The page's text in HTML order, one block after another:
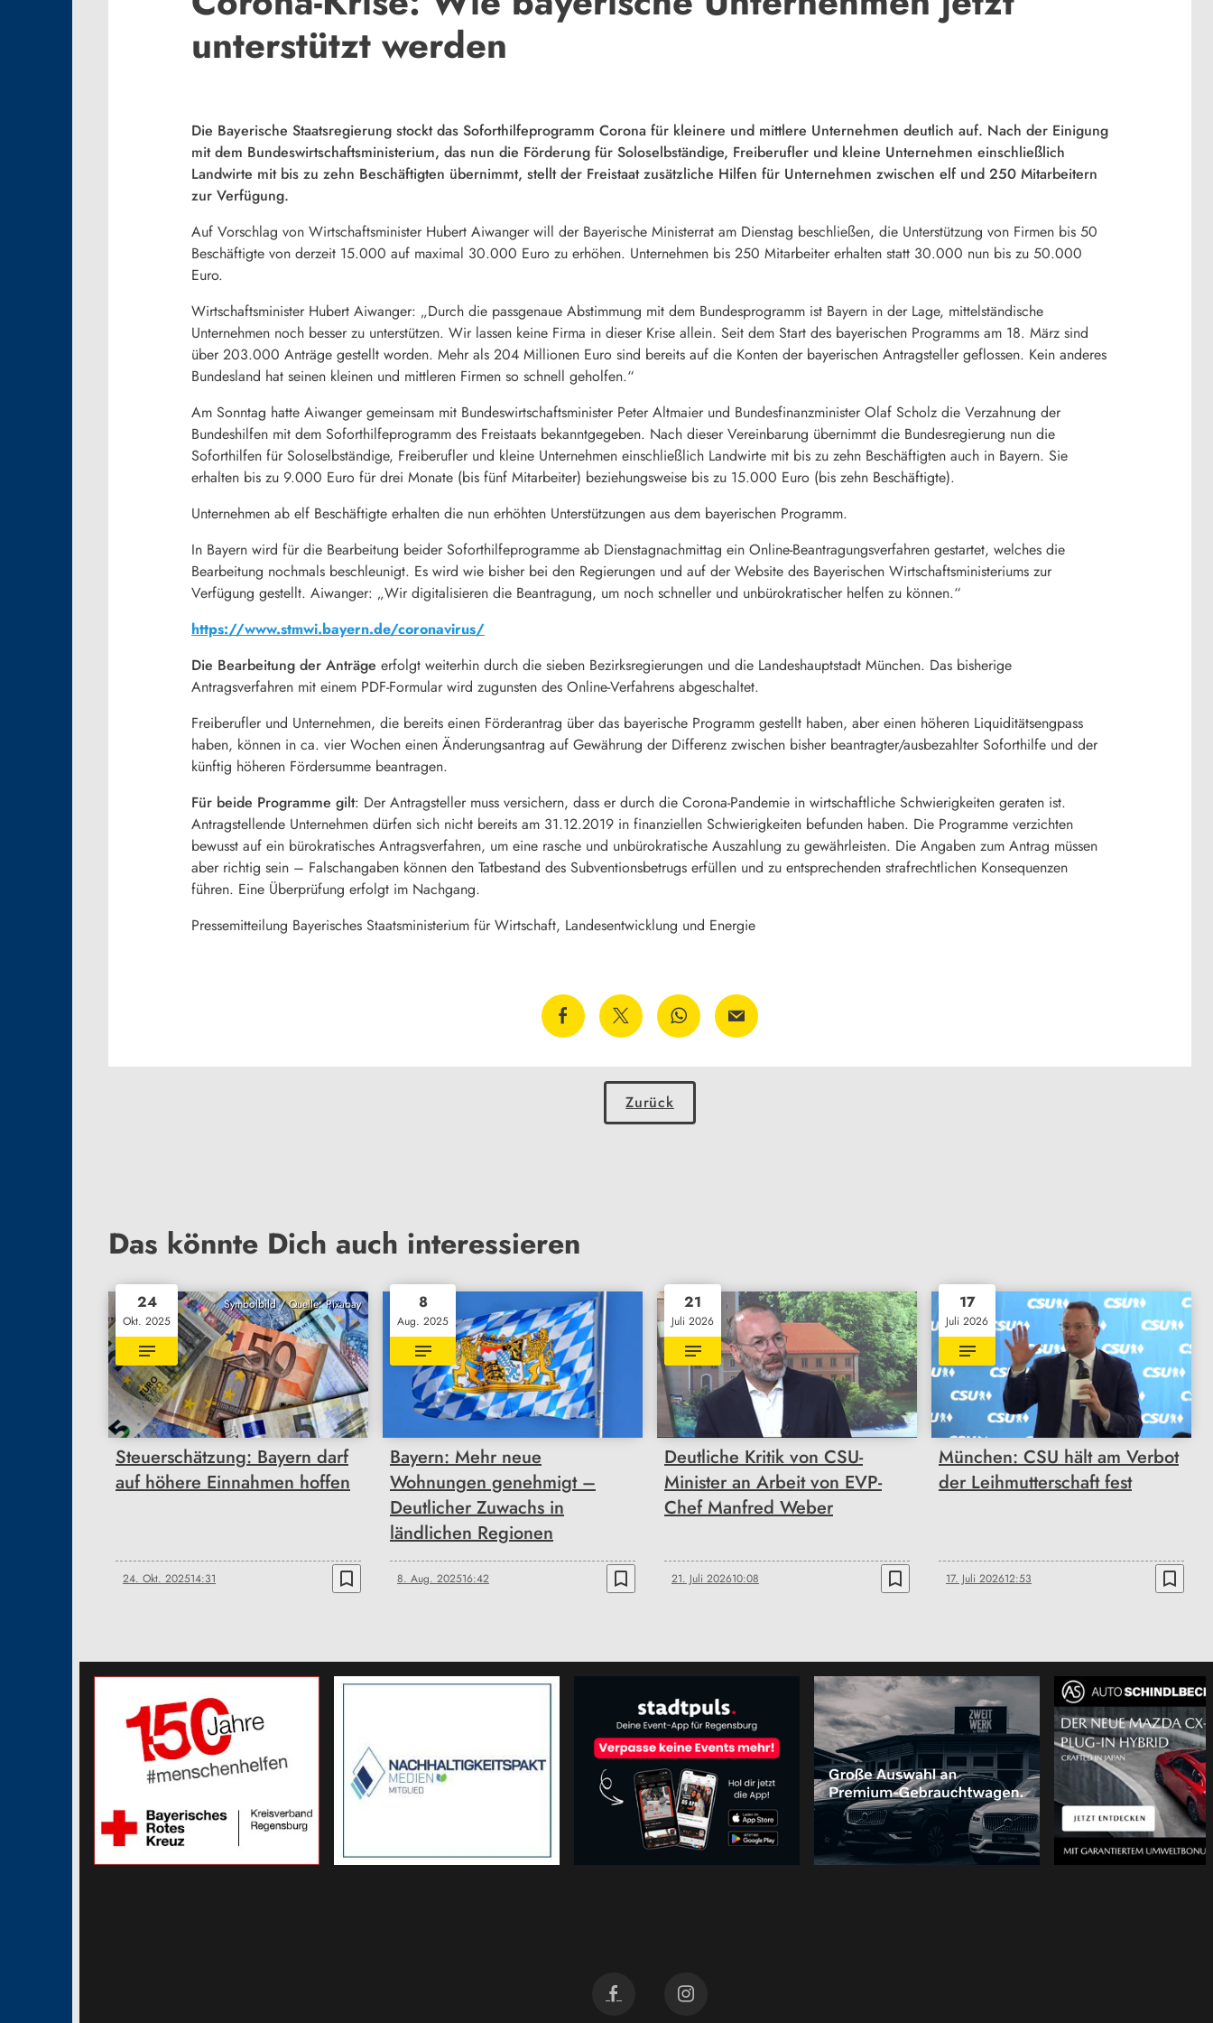
unterstützt werden
Die Bayerische Staatsregierung stockt das Soforthilfeprogramm Corona für kleinere und mittlere Unternehmen deutlich auf. Nach der Einigung
mit dem Bundeswirtschaftsministerium, das nun die Förderung für Soloselbständige, Freiberufler und kleine Unternehmen einschließlich
Landwirte mit bis zu zehn Beschäftigten übernimmt, stellt der Freistaat zusätzliche Hilfen für Unternehmen zwischen elf und 250 Mitarbeitern
zur Verfügung.
Auf Vorschlag von Wirtschaftsminister Hubert Aiwanger will der Bayerische Ministerrat am Dienstag beschließen, die Unterstützung von Firmen bis 50
Beschäftigte von derzeit 15.000 auf maximal 30.000 Euro zu erhöhen. Unternehmen bis 250 Mitarbeiter erhalten statt 30.000 nun bis zu 50.000
Euro.
Wirtschaftsminister Hubert Aiwanger: „Durch die passgenaue Abstimmung mit dem Bundesprogramm ist Bayern in der Lage, mittelständische
Unternehmen noch besser zu unterstützen. Wir lassen keine Firma in dieser Krise allein. Seit dem Start des bayerischen Programms am 18. März sind
über 203.000 Anträge gestellt worden. Mehr als 204 Millionen Euro sind bereits auf die Konten der bayerischen Antragsteller geflossen. Kein anderes
Bundesland hat seinen kleinen und mittleren Firmen so schnell geholfen.“
Am Sonntag hatte Aiwanger gemeinsam mit Bundeswirtschaftsminister Peter Altmaier und Bundesfinanzminister Olaf Scholz die Verzahnung der
Bundeshilfen mit dem Soforthilfeprogramm des Freistaats bekanntgegeben. Nach dieser Vereinbarung übernimmt die Bundesregierung nun die
Soforthilfen für Soloselbständige, Freiberufler und kleine Unternehmen einschließlich Landwirte mit bis zu zehn Beschäftigten auch in Bayern. Sie
erhalten bis zu 9.000 Euro für drei Monate (bis fünf Mitarbeiter) beziehungsweise bis zu 15.000 Euro (bis zehn Beschäftigte).
Unternehmen ab elf Beschäftigte erhalten die nun erhöhten Unterstützungen aus dem bayerischen Programm.
In Bayern wird für die Bearbeitung beider Soforthilfeprogramme ab Dienstagnachmittag ein Online-Beantragungsverfahren gestartet, welches die
Bearbeitung nochmals beschleunigt. Es wird wie bisher bei den Regierungen und auf der Website des Bayerischen Wirtschaftsministeriums zur
Verfügung gestellt. Aiwanger: „Wir digitalisieren die Beantragung, um noch schneller und unbürokratischer helfen zu können.“
https://www.stmwi.bayern.de/coronavirus/
Die Bearbeitung der Anträge erfolgt weiterhin durch die sieben Bezirksregierungen und die Landeshauptstadt München. Das bisherige
Antragsverfahren mit einem PDF-Formular wird zugunsten des Online-Verfahrens abgeschaltet.
Freiberufler und Unternehmen, die bereits einen Förderantrag über das bayerische Programm gestellt haben, aber einen höheren Liquiditätsengpass
haben, können in ca. vier Wochen einen Änderungsantrag auf Gewährung der Differenz zwischen bisher beantragter/ausbezahlter Soforthilfe und der
künftig höheren Fördersumme beantragen.
Für beide Programme gilt: Der Antragsteller muss versichern, dass er durch die Corona-Pandemie in wirtschaftliche Schwierigkeiten geraten ist.
Antragstellende Unternehmen dürfen sich nicht bereits am 31.12.2019 in finanziellen Schwierigkeiten befunden haben. Die Programme verzichten
bewusst auf ein bürokratisches Antragsverfahren, um eine rasche und unbürokratische Auszahlung zu gewährleisten. Die Angaben zum Antrag müssen
aber richtig sein – Falschangaben können den Tatbestand des Subventionsbetrugs erfüllen und zu entsprechenden strafrechtlichen Konsequenzen
führen. Eine Überprüfung erfolgt im Nachgang.
Pressemitteilung Bayerisches Staatsministerium für Wirtschaft, Landesentwicklung und Energie
Zurück
Das könnte Dich auch interessieren
Symbolbild / Quelle: Pixabay
24
Okt. 2025
Steuerschätzung: Bayern darf
auf höhere Einnahmen hoffen
24. Okt. 202514:31 bookmark_border
8
Aug. 2025
Bayern: Mehr neue
Wohnungen genehmigt –
Deutlicher Zuwachs in
ländlichen Regionen
8. Aug. 202516:42 bookmark_border
21
Juli 2026
Deutliche Kritik von CSU-
Minister an Arbeit von EVP-
Chef Manfred Weber
21. Juli 202610:08 bookmark_border
17
Juli 2026
München: CSU hält am Verbot
der Leihmutterschaft fest
17. Juli 202612:53 bookmark_border